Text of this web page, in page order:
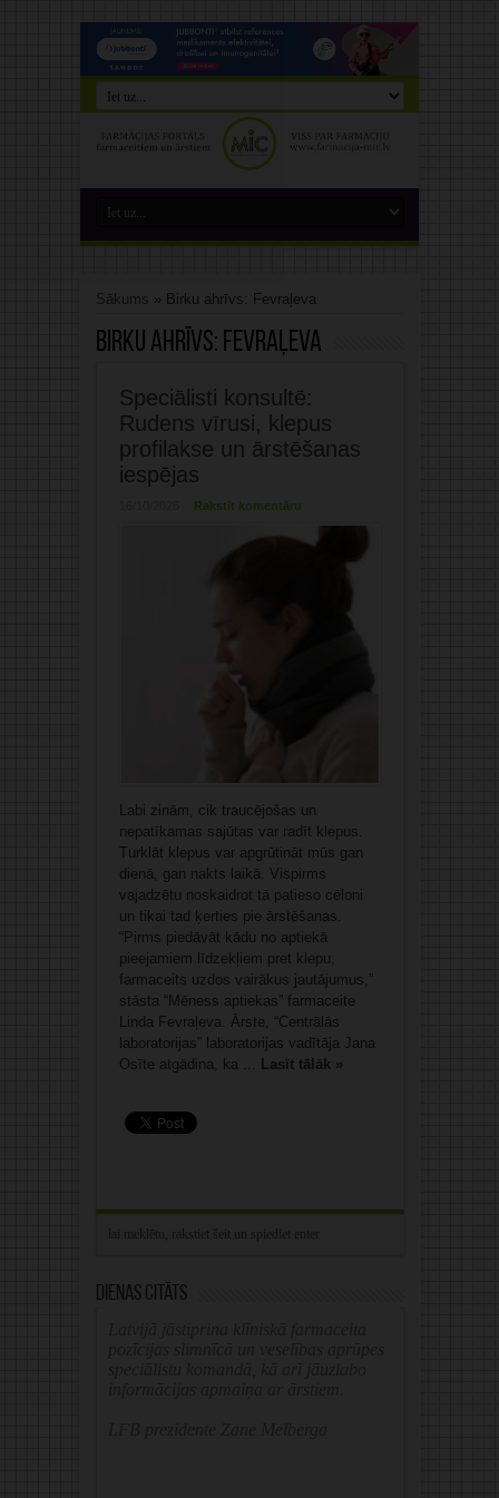
Sākums » Birku ahrīvs: Fevraļeva
Birku ahrīvs: Fevraļeva
Speciālisti konsultē:
Rudens vīrusi, klepus
profilakse un ārstēšanas
iespējas
Rakstīt komentāru
Labi zinām, cik traucējošas un
nepatīkamas sajūtas var radīt klepus.
Turklāt klepus var apgrūtināt mūs gan
dienā, gan nakts laikā. Vispirms
vajadzētu noskaidrot tā patieso cēloni
un tikai tad ķerties pie ārstēšanas.
“Pirms piedāvāt kādu no aptiekā
pieejamiem līdzekļiem pret klepu,
farmaceits uzdos vairākus jautājumus,”
stāsta “Mēness aptiekas” farmaceite
Linda Fevraļeva. Ārste, “Centrālās
laboratorijas” laboratorijas vadītāja Jana
Osīte atgādina, ka ... Lasīt tālāk »
Dienas citāts